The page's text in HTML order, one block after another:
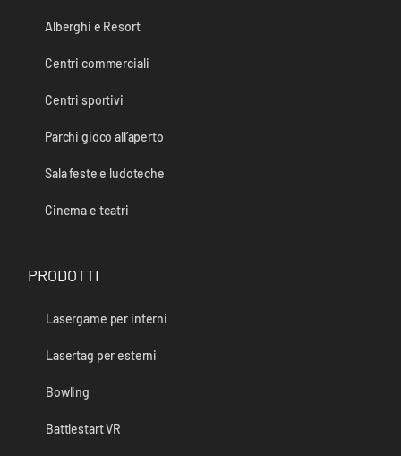
Alberghi e Resort
Centri commerciali
Centri sportivi
Parchi gioco all’aperto
Sala feste e ludoteche
Cinema e teatri
PRODOTTI
Lasergame per interni
Lasertag per esterni
Bowling
Battlestart VR